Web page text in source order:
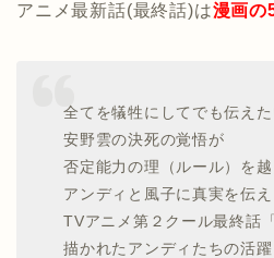
アニメ最新話(最終話)は漫画の
全てを犠牲にしてでも伝え
安野雲の決死の覚悟が
否定能力の理（ルール）を越
アンディと風子に真実を伝え
TVアニメ第２クール最終話
描かれたアンディたちの活躍